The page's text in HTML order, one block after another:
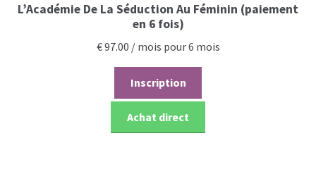
L’Académie De La Séduction Au Féminin (paiement
en 6 fois)
€97.00 / mois pour 6 mois
Inscription
Achat direct